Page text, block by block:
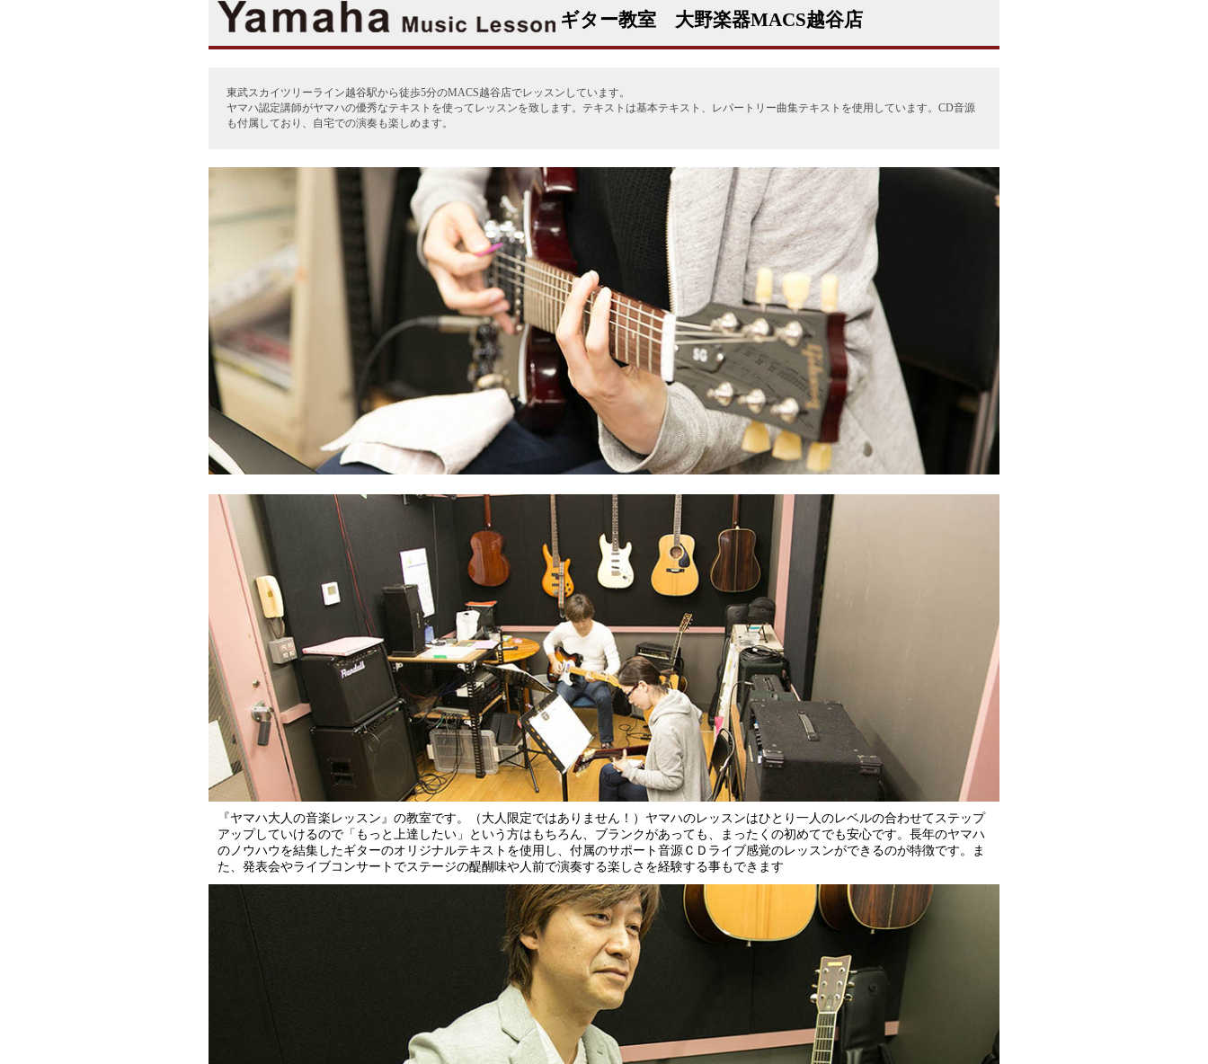
ギター教室 大野楽器MACS越谷店
東武スカイツリーライン越谷駅から徒歩5分のMACS越谷店でレッスンしています。
ヤマハ認定講師がヤマハの優秀なテキストを使ってレッスンを致します。テキストは基本テキスト、レパートリー曲集テキストを使用しています。CD音源
も付属しており、自宅での演奏も楽しめます。
『ヤマハ大人の音楽レッスン』の教室です。（大人限定ではありません！）ヤマハのレッスンはひとり一人のレベルの合わせてステップ
アップしていけるので「もっと上達したい」という方はもちろん、ブランクがあっても、まったくの初めてでも安心です。長年のヤマハ
のノウハウを結集したギターのオリジナルテキストを使用し、付属のサポート音源ＣＤライブ感覚のレッスンができるのが特徴です。ま
た、発表会やライブコンサートでステージの醍醐味や人前で演奏する楽しさを経験する事もできます